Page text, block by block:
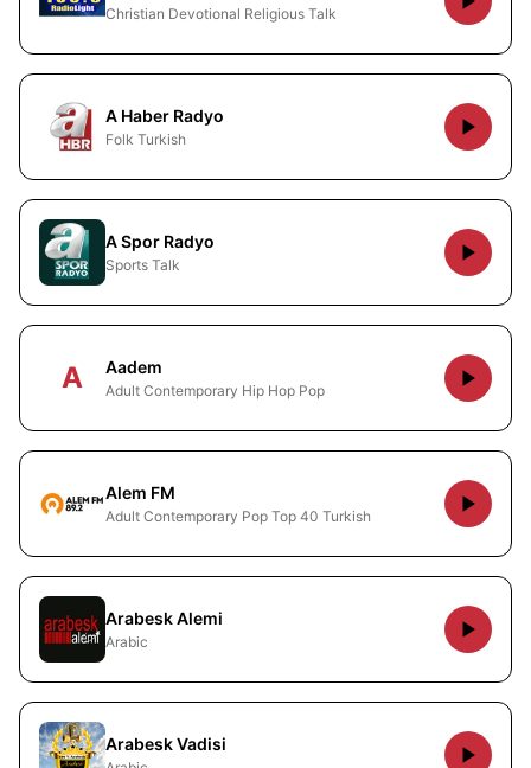
Christian Devotional Religious Talk
A Haber Radyo
Folk Turkish
A Spor Radyo
Sports Talk
A Aadem
Adult Contemporary Hip Hop Pop
Alem FM
Adult Contemporary Pop Top 40 Turkish
Arabesk Alemi
Arabic
Arabesk Vadisi